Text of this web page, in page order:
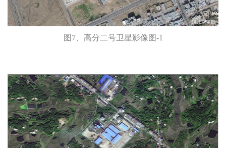
图7、高分二号卫星影像图-1